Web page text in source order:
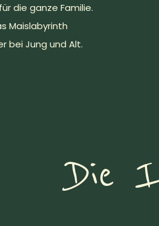
die ganze Familie.
Maislabyrinth
bei Jung und Alt.
Die